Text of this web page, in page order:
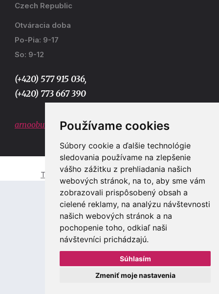
Používame cookies
Súbory cookie a ďalšie technológie
sledovania používame na zlepšenie
vášho zážitku z prehliadania našich
webových stránok, na to, aby sme vám
zobrazovali prispôsobený obsah a
cielené reklamy, na analýzu návštevnosti
našich webových stránok a na
pochopenie toho, odkiaľ naši
návštevníci prichádzajú.
Súhlasím
Zmeniť moje nastavenia
Czech Republic
Otváracia doba
Po-Pia: 9-17
So: 9-12
(+420) 577 915 036,
(+420) 773 667 390
arnoobuv@gmail.com
Tvorba e-shopů a webových stránek Zlín